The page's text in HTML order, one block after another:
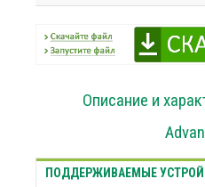
Описание и
ПОДДЕРЖИВАЕМЫЕ